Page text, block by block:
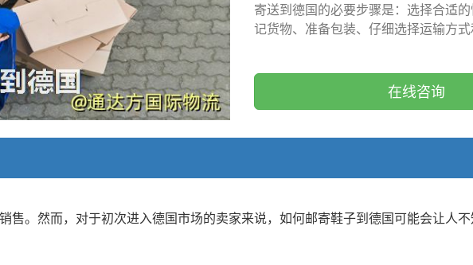
寄送到德国的必要步骤是：选择合适
记货物、准备包装、仔细选择运输方式
在线咨询
售。然而，对于初次进入德国市场的卖家来说，如何邮寄鞋子到德国可能会让人